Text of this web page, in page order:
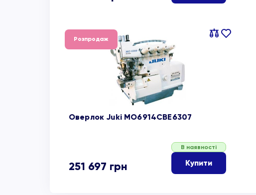
Порівняти
В
Розпродаж
Оверлок Juki MO6914CBE6307
251 697 грн
В наявності
Купити